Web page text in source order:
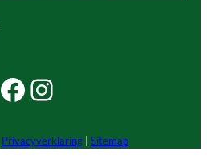
Facebook Beleef Princenhage
Instagram Beleef Princenhage
Privacyverklaring Sitemap